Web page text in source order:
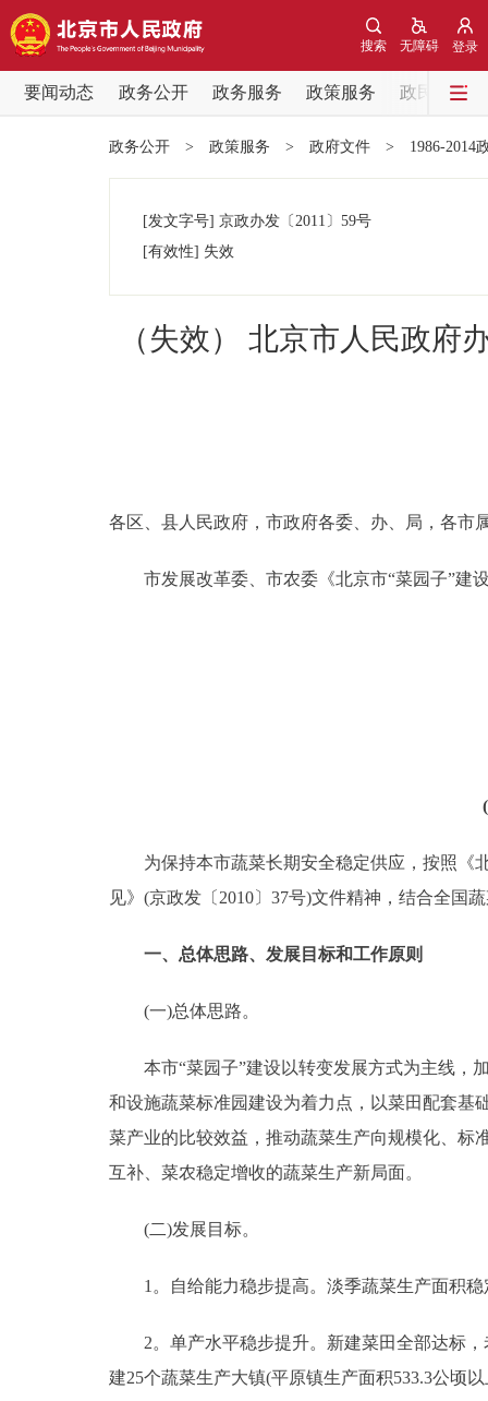
登录
无障碍
搜索
要闻动态 政务公开 政务服务 政策服务
政民互动
党中央精神
政务公开
12345网上接诉即办
参与调查
走进北京
北京概况
绿色北京
ESPAÑOL
政务公开 > 政策服务 > 政府文件 > 1986-2014
[发文字号] 京政办发 〔2011〕 59号
[有效性] 失效
（失效） 北京市人民政府
各区、县人民政府，市政府各委、办、局，各市
市发展改革委、市农委《北京市“菜园子”建
为保持本市蔬菜长期安全稳定供应，按照《北
见》(京政发〔2010〕37号)文件精神，结合全国
一、总体思路、发展目标和工作原则
(一)总体思路。
本市“菜园子”建设以转变发展方式为主线，加
和设施蔬菜标准园建设为着力点，以菜田配套基
菜产业的比较效益，推动蔬菜生产向规模化、标
互补、菜农稳定增收的蔬菜生产新局面。
(二)发展目标。
1。自给能力稳步提高。淡季蔬菜生产面积稳
2。单产水平稳步提升。新建菜田全部达标，
建25个蔬菜生产大镇(平原镇生产面积533.3公顷